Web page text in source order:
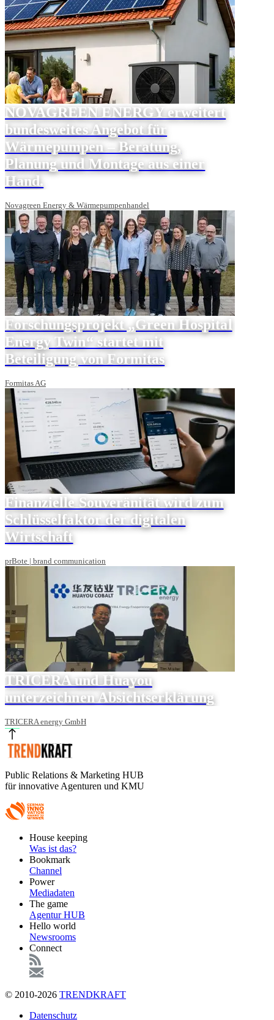
NOVAGREEN ENERGY erweitert
bundesweites Angebot für
Wärmepumpen – Beratung,
Planung und Montage aus einer
Hand.
Novagreen Energy & Wärmepumpenhandel
Forschungsprojekt „Green Hospital
Energy Twin“ startet mit
Beteiligung von Formitas
Formitas AG
Finanzielle Souveränität wird zum
Schlüsselfaktor der digitalen
Wirtschaft
prBote | brand communication
TRICERA und Huayou
unterzeichnen Absichtserklärung
TRICERA energy GmbH
Public Relations & Marketing HUB
für innovative Agenturen und KMU
FooterHouse keeping
Was ist das?
Bookmark
Channel
Power
Mediadaten
The game
Agentur HUB
Hello world
Newsrooms
Connect
© 2010-2026 TRENDKRAFT
FußzeileDatenschutz